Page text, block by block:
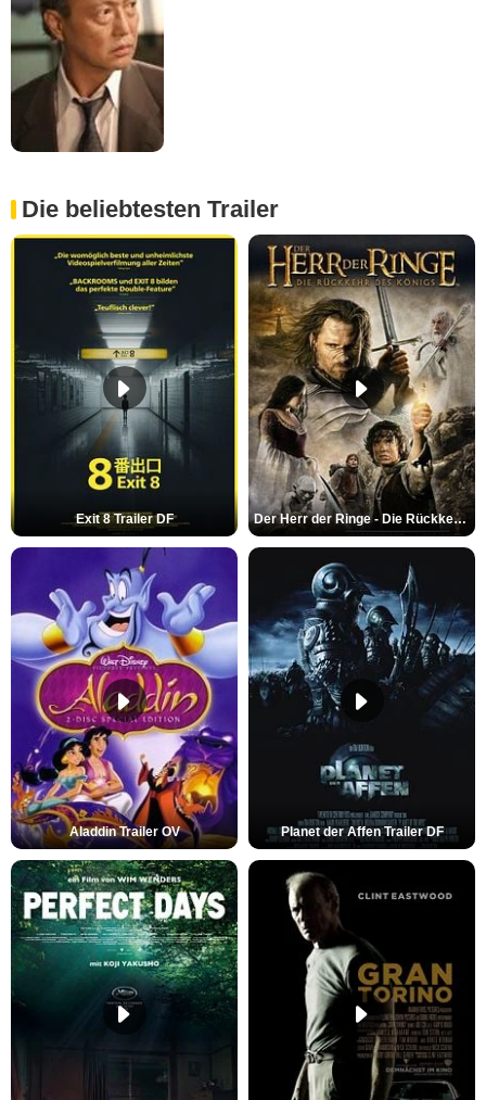
Die beliebtesten Trailer
Exit 8 Trailer DF Der Herr der Ringe - Die Rückkehr des Königs Trailer OV
Aladdin Trailer OV Planet der Affen Trailer DF